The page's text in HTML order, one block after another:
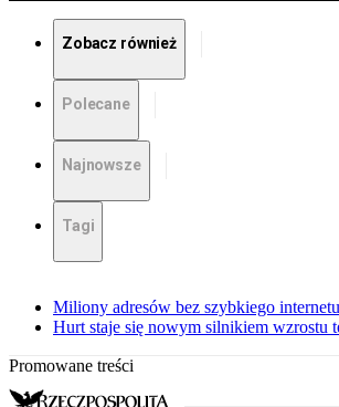
Zobacz również
Polecane
Najnowsze
Tagi
Miliony adresów bez szybkiego
Hurt staje się nowym silnikiem wzrostu
Promowane treści